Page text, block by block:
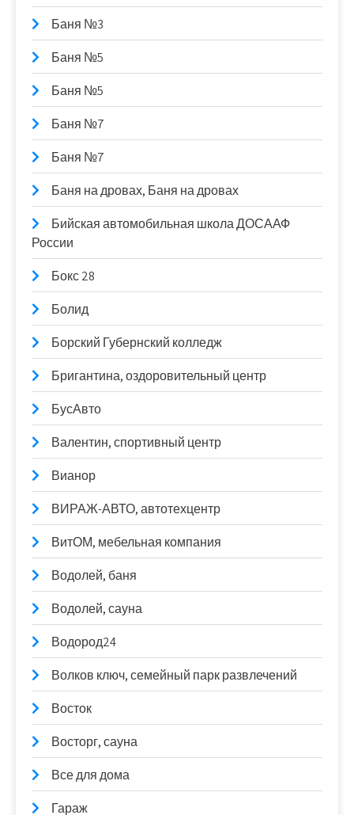
Баня №3
Баня №5
Баня №5
Баня №7
Баня №7
Баня на дровах, Баня на дровах
Бийская автомобильная школа ДОСААФ
России
Бокс 28
Болид
Борский Губернский колледж
Бригантина, оздоровительный центр
БусАвто
Валентин, спортивный центр
Вианор
ВИРАЖ-АВТО, автотехцентр
ВитОМ, мебельная компания
Водолей, баня
Водолей, сауна
Водород24
Волков ключ, семейный парк развлечений
Восток
Восторг, сауна
Все для дома
Гараж